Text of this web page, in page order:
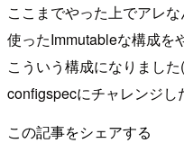
ここまでやった上でアレ
使ったImmutableな構成を
こういう構成になりまし
configspecにチャレンジし
この記事をシェアする